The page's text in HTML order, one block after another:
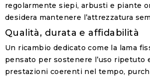
regolarmente siepi, arbusti e piante
desidera mantenere l’attrezzatura
Qualità, durata e affidabilità
Un ricambio dedicato come la lama
pensato per sostenere l’uso ripetuto
prestazioni coerenti nel tempo,